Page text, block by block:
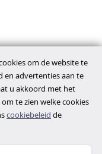
om de website te
en advertenties aan te
u akkoord met het
te zien welke cookies
cookiebeleid de